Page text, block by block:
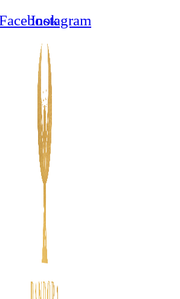
Instagram